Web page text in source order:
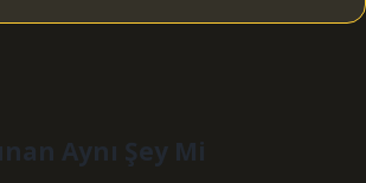
Aynı Şey Mi